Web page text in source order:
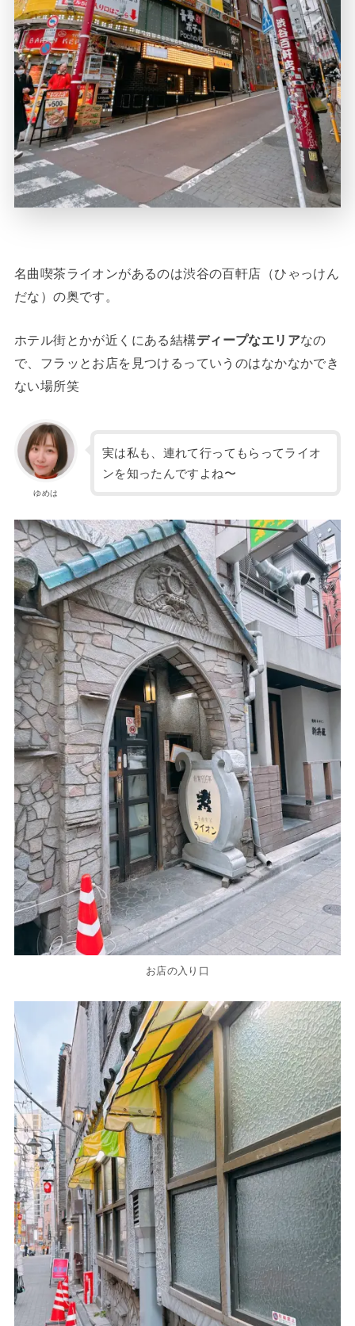
名曲喫茶ライオンがあるのは渋谷の百軒店（ひゃっけん
だな）の奥です。
ホテル街とかが近くにある結構ディープなエリアなの
で、フラッとお店を見つけるっていうのはなかなかでき
ない場所笑
ゆめは
実は私も、連れて行ってもらってライオ
ンを知ったんですよね〜
お店の入り口